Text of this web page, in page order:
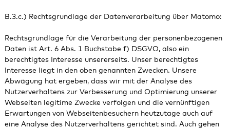
B.3.c.) Rechtsgrundlage der Datenverarbeitung über Matomo:
Rechtsgrundlage für die Verarbeitung der personenbezogenen
Daten ist Art. 6 Abs. 1 Buchstabe f) DSGVO, also ein
berechtigtes Interesse unsererseits. Unser berechtigtes
Interesse liegt in den oben genannten Zwecken. Unsere
Abwägung hat ergeben, dass wir mit der Analyse des
Nutzerverhaltens zur Verbesserung und Optimierung unserer
Webseiten legitime Zwecke verfolgen und die vernünftigen
Erwartungen von Webseitenbesuchern heutzutage auch auf
eine Analyse des Nutzerverhaltens gerichtet sind. Auch gehen